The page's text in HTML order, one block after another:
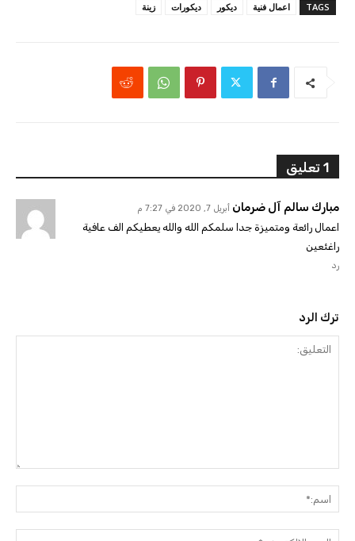
TAGS اعمال فنية ديكور ديكورات زينة
1 تعليق
مبارك سالم آل ضرمان أبريل 7, 2020 في 7:27 م
اعمال رائعة ومتميزة جدا سلمكم الله والله يعطيكم الف عافية
راغئعين
رد
ترك الرد